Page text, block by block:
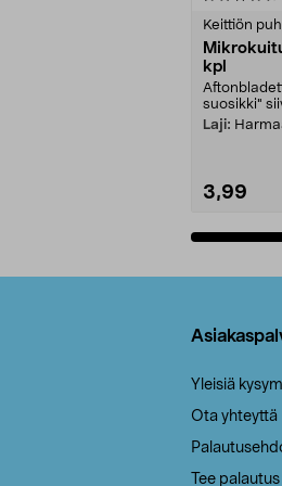
Keittiön
kpl
suosikki"
Laji:
3,99
Yleisiä
Ota yhteyttä
Tee